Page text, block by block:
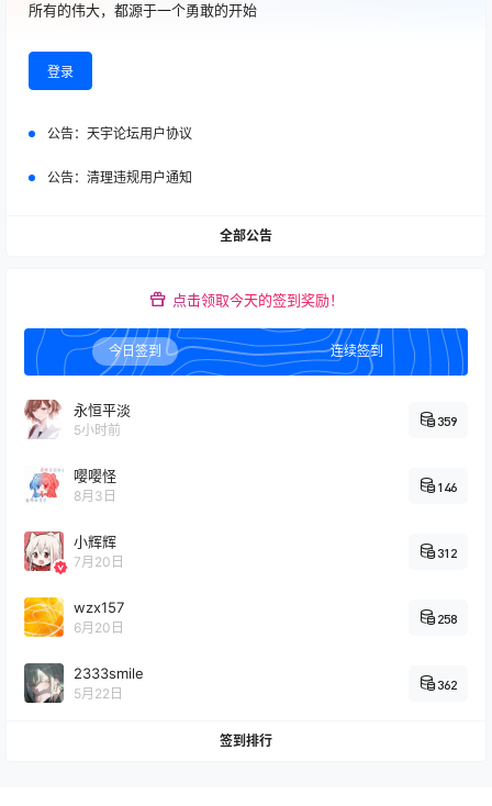
嘿嘿，明日方舟和mygo联动喔
原神
这种情况怎么办🤓👆
推荐大伙玩玩落幕曲整合包
04:12:41
明日方舟
真的会有人从2019肝到现在完全满签吗？
2025-07-04
影视库
你好，我是天宇，这是我的看番神器，免费
看番是我的秘密武器，不要告诉别人哦，建
议ipv6直连哦！ http://na ……
2024-12-14
所有的伟大，都源于一个勇敢的开始
登录
公告： 天宇论坛用户协议
公告： 清理违规用户通知
全部公告
点击领取今天的签到奖励！
今日签到 连续签到
永恒平淡
5小时前
359
嘤嘤怪
8月3日
146
小辉辉
7月20日
312
wzx157
6月20日
258
2333smile
5月22日
362
签到排行